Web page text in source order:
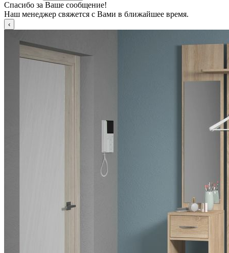
Спасибо за Ваше сообщение!
Наш менеджер свяжется с Вами в ближайшее время.